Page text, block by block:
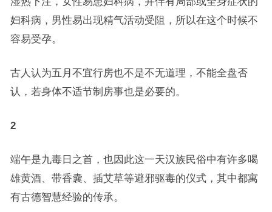
妇科病，男性易出现精气活动受阻，所以在这个时候不
容易受孕。
古人认为五月不宜行房也不是不无道理，不能全盘否
认，若身体不适节制房事也是必要的。
2
端午是九毒日之首，也因此这一天汉族民俗中有许多喝
雄黄酒、带香囊、插艾草等避邪驱毒的仪式，其中都寓
有古德智慧经验的传承。